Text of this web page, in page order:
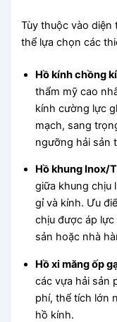
Tùy thuộc vào
thể lựa chọn các
Hồ kính chồng
thẩm mỹ cao
kính cường lực
mạch, sang
ngưỡng hải sản
Hồ khung Inox/
giữa khung chịu
gỉ và kính. Ưu
chịu được áp
sản hoặc nhà
Hồ xi măng ốp
các vựa hải sản
phí, thể tích lớn
hồ kính.